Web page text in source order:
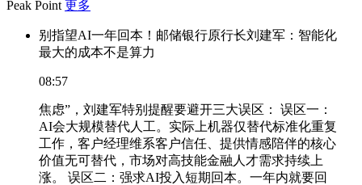
Peak Point 更多
别指望AI一年回本！邮储银行原行长刘建军：智能化
最大的成本不是算力
08:57
焦虑”，刘建军特别提醒要避开三大误区： 误区一：
AI会大规模替代人工。实际上机器仅替代标准化重复
工作，客户经理维系客户信任、提供情感陪伴的核心
价值无可替代，市场对高技能金融人才需求持续上
涨。 误区二：强求AI投入短期回本。一年内就要回